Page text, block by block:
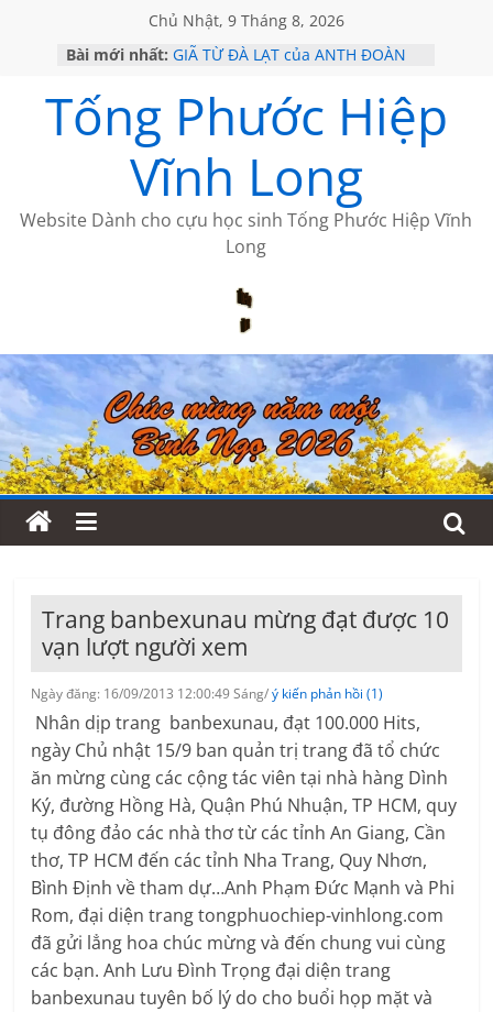
Chủ Nhật, 9 Tháng 8, 2026
Bài mới nhất: GIÃ TỪ ĐÀ LẠT của ANTH ĐOÀN
KHÔNG ĐỀ 20 CỦA THÁI LÃO
KHÔNG ĐỀ 19 CỦA THÁI LÃO
CHÙM THƠ CỦA BÍCH HÀ
Tống Phước Hiệp
Vĩnh Long
Website Dành cho cựu học sinh Tống Phước Hiệp Vĩnh
Long
Trang banbexunau mừng đạt được 10
vạn lượt người xem
Ngày đăng: 16/09/2013 12:00:49 Sáng/ý kiến phản hồi (1)
Nhân dịp trang banbexunau, đạt 100.000 Hits,
ngày Chủ nhật 15/9 ban quản trị trang đã tổ chức
ăn mừng cùng các cộng tác viên tại nhà hàng Dình
Ký, đường Hồng Hà, Quận Phú Nhuận, TP HCM, quy
tụ đông đảo các nhà thơ từ các tỉnh An Giang, Cần
thơ, TP HCM đến các tỉnh Nha Trang, Quy Nhơn,
Bình Định về tham dự…Anh Phạm Đức Mạnh và Phi
Rom, đại diện trang tongphuochiep-vinhlong.com
đã gửi lẳng hoa chúc mừng và đến chung vui cùng
các bạn. Anh Lưu Đình Trọng đại diện trang
banbexunau tuyên bố lý do cho buổi họp mặt và